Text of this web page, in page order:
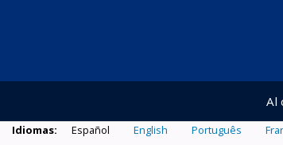
Al
Idiomas: Español English Português